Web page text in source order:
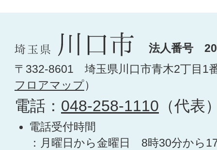
法人番号
〒332-8601 埼玉県川口市青木2丁目1
フロアマップ）
電話： 048-258-1110 （代表
電話受付時間
：月曜日から金曜日 8時30分から